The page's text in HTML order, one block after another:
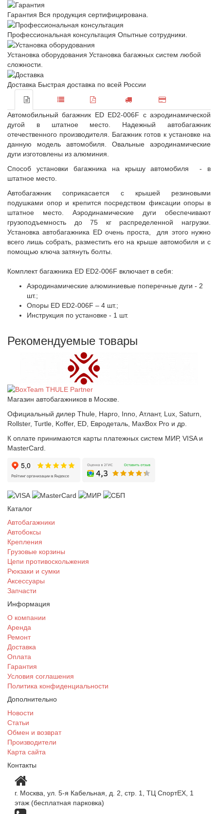
Гарантия Вся продукция сертифицирована.
Профессиональная консультация Опытные сотрудники.
Установка оборудования Установка багажных систем любой
сложности.
Доставка Быстрая доставка по всей России
Автомобильный багажник ED ED2-006F с аэродинамической
дугой в штатное место. Надежный автобагажник
отечественного производителя. Багажник готов к установке на
данную модель автомобиля. Овальные аэродинамические
дуги изготовлены из алюминия.
Способ установки багажника на крышу автомобиля - в
штатное место.
Автобагажник соприкасается с крышей резиновыми
подушками опор и крепится посредством фиксации опоры в
штатное место. Аэродинамические дуги обеспечивают
грузоподъемность до 75 кг распределенной нагрузки.
Установка автобагажника ED очень проста, для этого нужно
всего лишь собрать, разместить его на крыше автомобиля и с
помощью ключа затянуть болты.
Комплект багажника ED ED2-006F включает в себя:
Аэродинамические алюминиевые поперечные дуги - 2
шт.;
Опоры ED ED2-006F – 4 шт.;
Инструкция по установке - 1 шт.
Рекомендуемые товары
Магазин автобагажников в Москве.
Официальный дилер Thule, Hapro, Inno, Атлант, Lux, Saturn,
Rollster, Turtle, Koffer, ED, Евродеталь, MaxBox Pro и др.
К оплате принимаются карты платежных систем МИР, VISA и
MasterCard.
Каталог
Автобагажники
Автобоксы
Крепления
Грузовые корзины
Цепи противоскольжения
Рюкзаки и сумки
Аксессуары
Запчасти
Информация
О компании
Аренда
Ремонт
Доставка
Оплата
Гарантия
Условия соглашения
Политика конфиденциальности
Дополнительно
Новости
Статьи
Обмен и возврат
Производители
Карта сайта
Контакты
г. Москва, ул. 5-я Кабельная, д. 2, стр. 1, ТЦ СпортEX, 1
этаж (бесплатная парковка)